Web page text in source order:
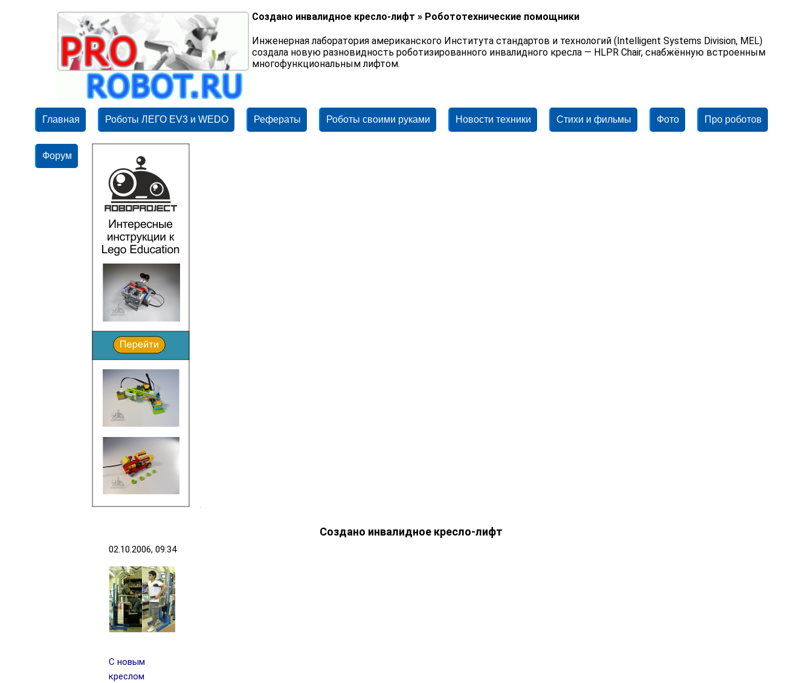
Создано инвалидное кресло-лифт » Робототехнические помощники
Инженерная лаборатория американского Института стандартов и технологий (Intelligent Systems Division, MEL)
создала новую разновидность роботизированного инвалидного кресла — HLPR Chair, снабжённую встроенным
многофункциональным лифтом.
Главная Роботы ЛЕГО EV3 и WEDO Рефераты Роботы своими руками Новости техники Стихи и фильмы Фото Про роботов
Форум
Создано инвалидное кресло-лифт
02.10.2006, 09:34
С новым
креслом